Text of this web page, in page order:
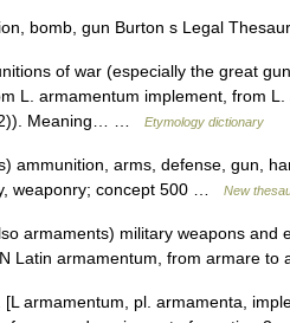
bomb, gun Burton s Legal
of war (especially the great
L. armamentum implement, from
Meaning… …
Etymology dictionary
ammunition, arms, defense, gun,
weaponry; concept 500 …
New
armaments) military weapons and
Latin armamentum, from armare
armamentum, pl. armamenta,